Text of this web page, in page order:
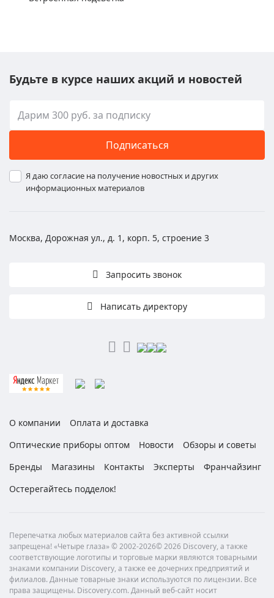
Будьте в курсе наших акций и новостей
Подписаться
Я даю согласие на получение новостных и других
информационных материалов
Москва, Дорожная ул., д. 1, корп. 5, строение 3
Запросить звонок
Написать директору
О компании
Оплата и доставка
Оптические приборы оптом
Новости
Обзоры и советы
Бренды
Магазины Контакты Эксперты
Франчайзинг
Остерегайтесь подделок!
Перепечатка любых материалов сайта без активной ссылки
запрещена! «Четыре глаза» © 2002-2026© 2026 Discovery, а также
соответствующие логотипы и торговые марки являются товарными
знаками компании Discovery, а также ее дочерних предприятий и
филиалов. Данные товарные знаки используются по лицензии. Все
права защищены. Discovery.com. Данный веб-сайт носит